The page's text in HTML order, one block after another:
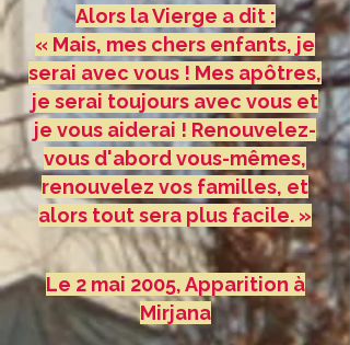
Alors la Vierge a dit :
« Mais, mes chers enfants, je
serai avec vous ! Mes apôtres,
je serai toujours avec vous et
je vous aiderai ! Renouvelez-
vous d'abord vous-mêmes,
renouvelez vos familles, et
alors tout sera plus facile. »
Le 2 mai 2005, Apparition à
Mirjana